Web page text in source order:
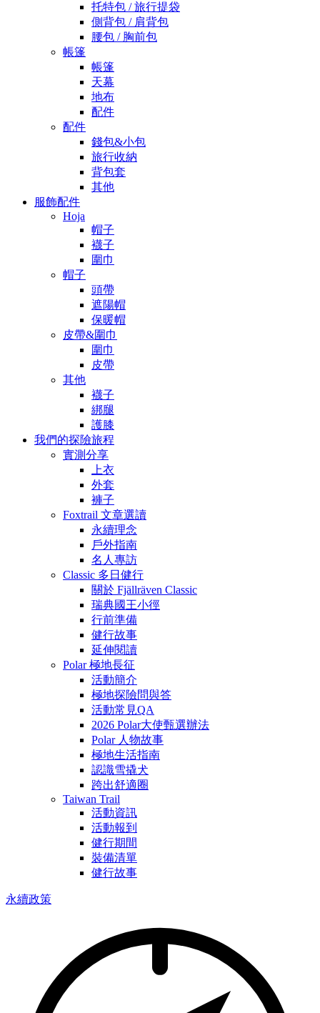
托特包 / 旅行提袋
側背包 / 肩背包
腰包 / 胸前包
帳篷
帳篷
天幕
地布
配件
配件
錢包&小包
旅行收納
背包套
其他
服飾配件
Hoja
帽子
襪子
圍巾
帽子
頭帶
遮陽帽
保暖帽
皮帶&圍巾
圍巾
皮帶
其他
襪子
綁腿
護膝
我們的探險旅程
實測分享
上衣
外套
褲子
Foxtrail 文章選讀
永續理念
戶外指南
名人專訪
Classic 多日健行
關於 Fjällräven Classic
瑞典國王小徑
行前準備
健行故事
延伸閱讀
Polar 極地長征
活動簡介
極地探險問與答
活動常見QA
2026 Polar大使甄選辦法
Polar 人物故事
極地生活指南
認識雪撬犬
跨出舒適圈
Taiwan Trail
活動資訊
活動報到
健行期間
裝備清單
健行故事
永續政策